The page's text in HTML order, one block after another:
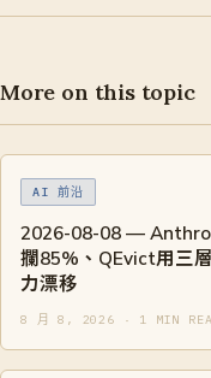
More on this topic
AI 前沿
2026-08-08 —
攔85%、QEvict用三
力漂移
8 月 8, 2026 · 1 MIN